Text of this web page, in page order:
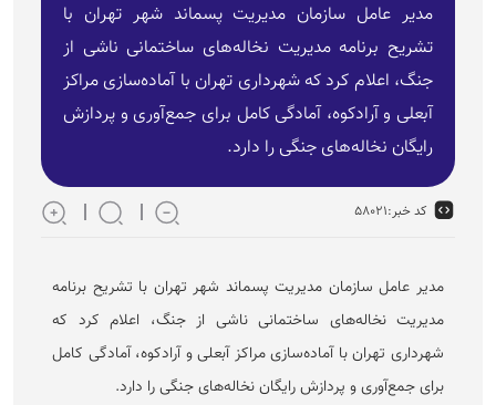
مدیر عامل سازمان مدیریت پسماند شهر تهران با
تشریح برنامه مدیریت نخاله‌های ساختمانی ناشی از
جنگ، اعلام کرد که شهرداری تهران با آماده‌سازی مراکز
آبعلی و آرادکوه، آمادگی کامل برای جمع‌آوری و پردازش
رایگان نخاله‌های جنگی را دارد.
کد خبر:۵۸۰۲۱
مدیر عامل سازمان مدیریت پسماند شهر تهران با تشریح برنامه
مدیریت نخاله‌های ساختمانی ناشی از جنگ، اعلام کرد که
شهرداری تهران با آماده‌سازی مراکز آبعلی و آرادکوه، آمادگی کامل
برای جمع‌آوری و پردازش رایگان نخاله‌های جنگی را دارد.